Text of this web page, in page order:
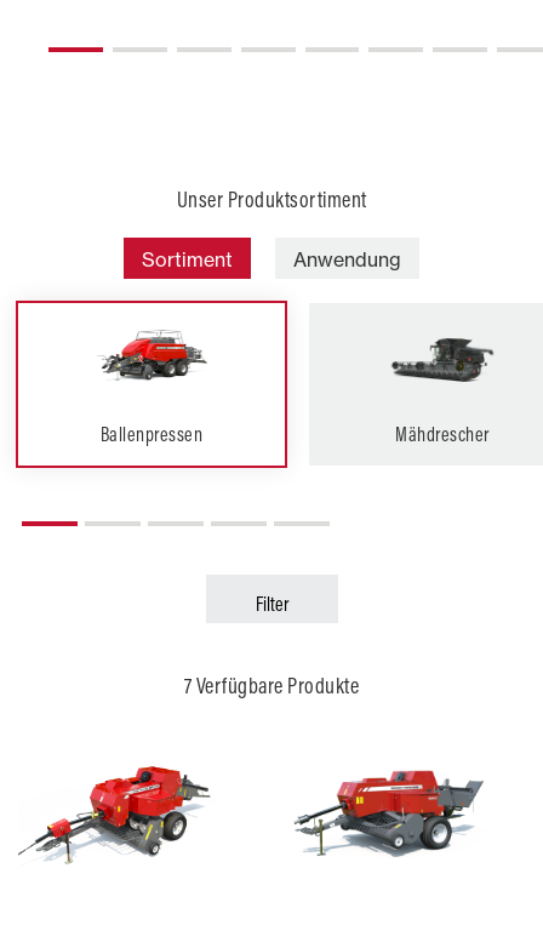
Unser Produktsortiment
Sortiment Anwendung
Ballenpressen Mähdrescher
Ackerbau Garten- und
Filter
7 Verfügbare Produkte
Empfohlene
Leistung
Empfohlene
Leistung
50